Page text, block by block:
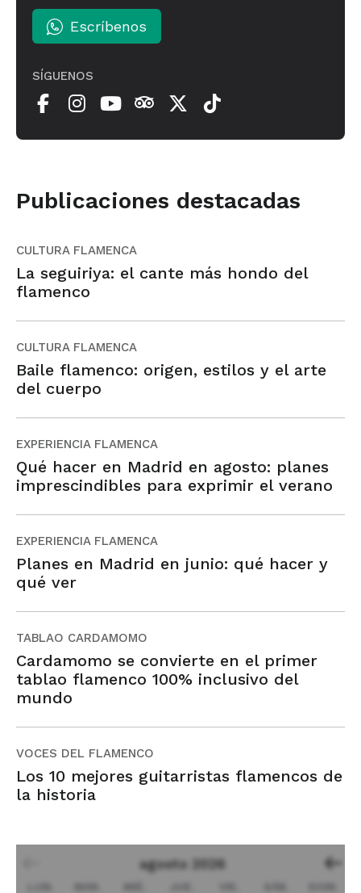
Escríbenos
SÍGUENOS
Publicaciones destacadas
CULTURA FLAMENCA
La seguiriya: el cante más hondo del
flamenco
CULTURA FLAMENCA
Baile flamenco: origen, estilos y el arte
del cuerpo
EXPERIENCIA FLAMENCA
Qué hacer en Madrid en agosto: planes
imprescindibles para exprimir el verano
EXPERIENCIA FLAMENCA
Planes en Madrid en junio: qué hacer y
qué ver
TABLAO CARDAMOMO
Cardamomo se convierte en el primer
tablao flamenco 100% inclusivo del
mundo
VOCES DEL FLAMENCO
Los 10 mejores guitarristas flamencos de
la historia